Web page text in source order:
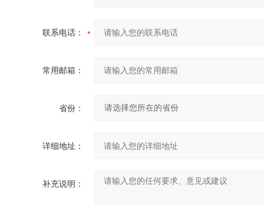
联系电话：
常用邮箱：
省份：
详细地址：
补充说明：